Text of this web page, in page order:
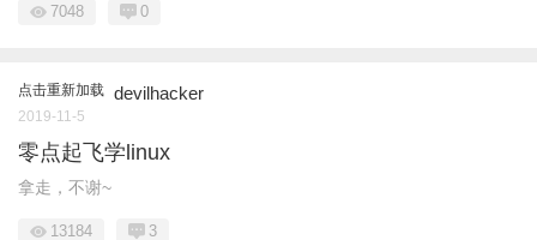
7048 0
点击重新加载 devilhacker
2019-11-5
零点起飞学linux
拿走，不谢~
13184 3